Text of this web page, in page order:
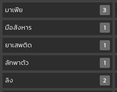
มาเฟีย
3
มือสังหาร
1
ยาเสพติด
1
ลักพาตัว
1
ลิง
2